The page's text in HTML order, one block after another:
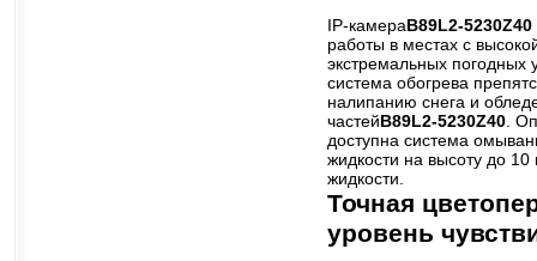
IP-камераB89L2-5230Z40
работы в местах с
экстремальных погодных
система обогрева
налипанию снега и
частейB89L2-5230Z40 .
доступна система
жидкости на высоту до
жидкости.
Точная
уровень